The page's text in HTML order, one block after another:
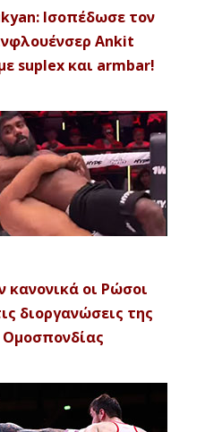
Ισοπέδωσε τον
Ankit
suplex και armbar!
κανονικά οι Ρώσοι
διοργανώσεις της
Ομοσπονδίας